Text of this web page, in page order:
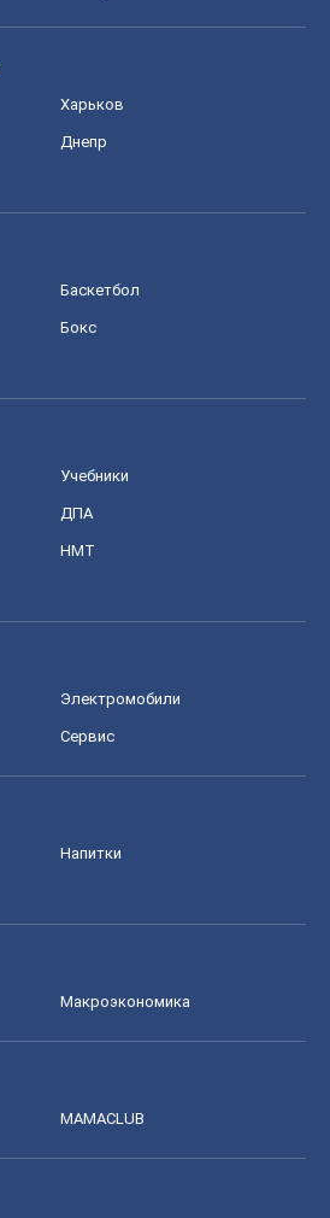
Харьков
Днепр
Баскетбол
Бокс
Учебники
ДПА
НМТ
Электромобили
Сервис
Напитки
Mакроэкономика
MAMACLUB